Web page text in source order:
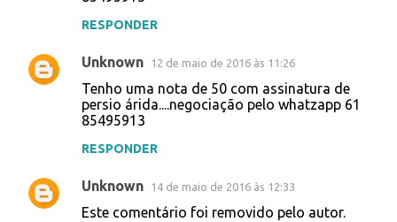
RESPONDER
Unknown 12 de maio de 2016 às 11:26
Tenho uma nota de 50 com assinatura de
persio árida....negociação pelo whatzapp 61
85495913
RESPONDER
Unknown 14 de maio de 2016 às 12:33
Este comentário foi removido pelo autor.